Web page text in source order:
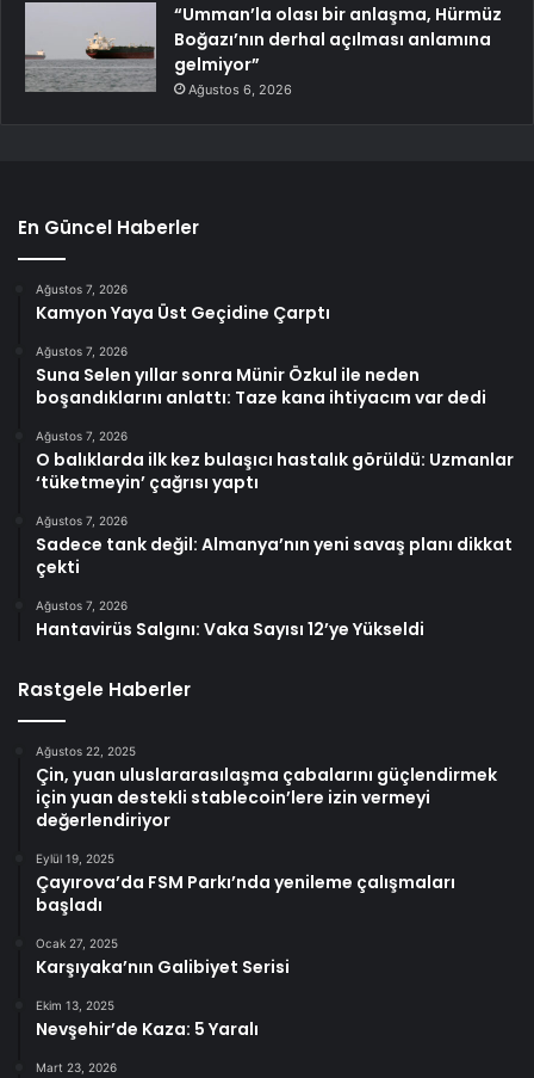
“Umman’la olası bir anlaşma, Hürmüz
Boğazı’nın derhal açılması anlamına
gelmiyor”
Ağustos 6, 2026
En Güncel Haberler
Ağustos 7, 2026
Kamyon Yaya Üst Geçidine Çarptı
Ağustos 7, 2026
Suna Selen yıllar sonra Münir Özkul ile neden
boşandıklarını anlattı: Taze kana ihtiyacım var dedi
Ağustos 7, 2026
O balıklarda ilk kez bulaşıcı hastalık görüldü: Uzmanlar
‘tüketmeyin’ çağrısı yaptı
Ağustos 7, 2026
Sadece tank değil: Almanya’nın yeni savaş planı dikkat
çekti
Ağustos 7, 2026
Hantavirüs Salgını: Vaka Sayısı 12’ye Yükseldi
Rastgele Haberler
Ağustos 22, 2025
Çin, yuan uluslararasılaşma çabalarını güçlendirmek
için yuan destekli stablecoin’lere izin vermeyi
değerlendiriyor
Eylül 19, 2025
Çayırova’da FSM Parkı’nda yenileme çalışmaları
başladı
Ocak 27, 2025
Karşıyaka’nın Galibiyet Serisi
Ekim 13, 2025
Nevşehir’de Kaza: 5 Yaralı
Mart 23, 2026